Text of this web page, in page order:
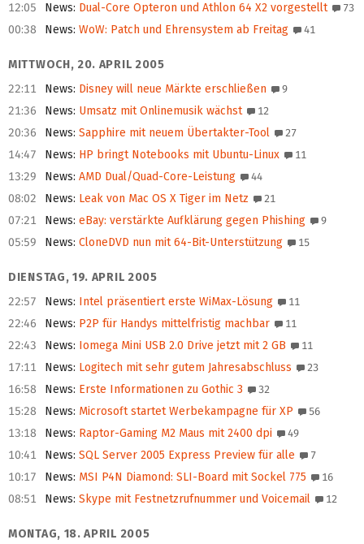
12:05 News: Dual-Core Opteron und Athlon 64 X2 vorgestellt 73
00:38 News: WoW: Patch und Ehrensystem ab Freitag 41
MITTWOCH, 20. APRIL 2005
22:11
News: Disney will neue Märkte erschließen 9
21:36 News: Umsatz mit Onlinemusik wächst 12
20:36 News: Sapphire mit neuem Übertakter-Tool 27
14:47 News: HP bringt Notebooks mit Ubuntu-Linux 11
13:29 News: AMD Dual/Quad-Core-Leistung 44
08:02 News: Leak von Mac OS X Tiger im Netz 21
07:21 News: eBay: verstärkte Aufklärung gegen Phishing 9
05:59 News: CloneDVD nun mit 64-Bit-Unterstützung 15
DIENSTAG, 19. APRIL 2005
22:57
News: Intel präsentiert erste WiMax-Lösung 11
22:46 News: P2P für Handys mittelfristig machbar 11
22:43 News: Iomega Mini USB 2.0 Drive jetzt mit 2 GB 11
17:11 News: Logitech mit sehr gutem Jahresabschluss 23
16:58 News: Erste Informationen zu Gothic 3 32
15:28 News: Microsoft startet Werbekampagne für XP 56
13:18 News: Raptor-Gaming M2 Maus mit 2400 dpi 49
10:41 News: SQL Server 2005 Express Preview für alle 7
10:17 News: MSI P4N Diamond: SLI-Board mit Sockel 775 16
08:51 News: Skype mit Festnetzrufnummer und Voicemail 12
MONTAG, 18. APRIL 2005